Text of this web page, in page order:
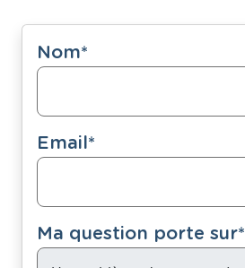
Nom*
Email*
Ma question porte sur*